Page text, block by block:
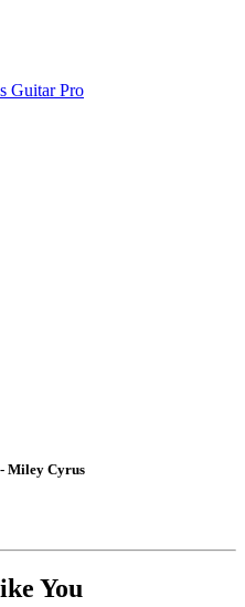
Guitar Pro
Miley Cyrus
You